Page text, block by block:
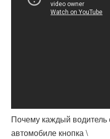
Почему каждый водитель
автомобиле кнопка \